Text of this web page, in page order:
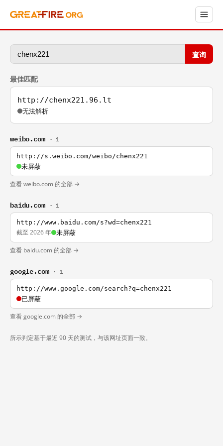
查询
最佳匹配
http://chenx221.96.lt
无法解析
weibo.com · 1
http://s.weibo.com/weibo/chenx221
未屏蔽
查看 weibo.com 的全部 →
baidu.com · 1
http://www.baidu.com/s?wd=chenx221
截至 2026 年 未屏蔽
查看 baidu.com 的全部 →
google.com · 1
http://www.google.com/search?q=chenx221
已屏蔽
查看 google.com 的全部 →
所示判定基于最近 90 天的测试，与该网址页面一致。